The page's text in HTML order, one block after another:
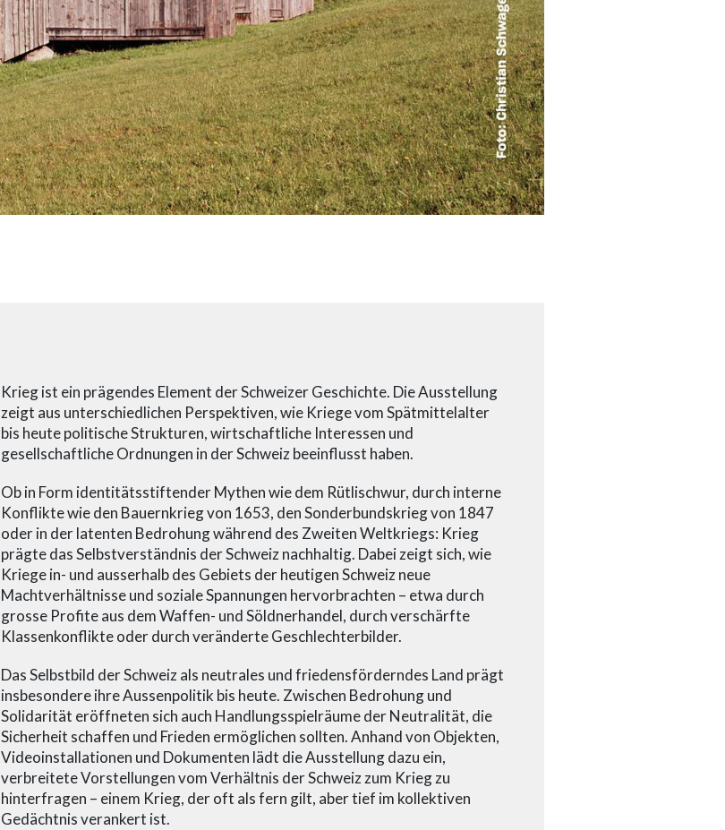
Krieg ist ein prägendes Element der Schweizer Geschichte. Die Ausstellung
zeigt aus unterschiedlichen Perspektiven, wie Kriege vom Spätmittelalter
bis heute politische Strukturen, wirtschaftliche Interessen und
gesellschaftliche Ordnungen in der Schweiz beeinflusst haben.
Ob in Form identitätsstiftender Mythen wie dem Rütlischwur, durch interne
Konflikte wie den Bauernkrieg von 1653, den Sonderbundskrieg von 1847
oder in der latenten Bedrohung während des Zweiten Weltkriegs: Krieg
prägte das Selbstverständnis der Schweiz nachhaltig. Dabei zeigt sich, wie
Kriege in- und ausserhalb des Gebiets der heutigen Schweiz neue
Machtverhältnisse und soziale Spannungen hervorbrachten – etwa durch
grosse Profite aus dem Waffen- und Söldnerhandel, durch verschärfte
Klassenkonflikte oder durch veränderte Geschlechterbilder.
Das Selbstbild der Schweiz als neutrales und friedensförderndes Land prägt
insbesondere ihre Aussenpolitik bis heute. Zwischen Bedrohung und
Solidarität eröffneten sich auch Handlungsspielräume der Neutralität, die
Sicherheit schaffen und Frieden ermöglichen sollten. Anhand von Objekten,
Videoinstallationen und Dokumenten lädt die Ausstellung dazu ein,
verbreitete Vorstellungen vom Verhältnis der Schweiz zum Krieg zu
hinterfragen – einem Krieg, der oft als fern gilt, aber tief im kollektiven
Gedächtnis verankert ist.